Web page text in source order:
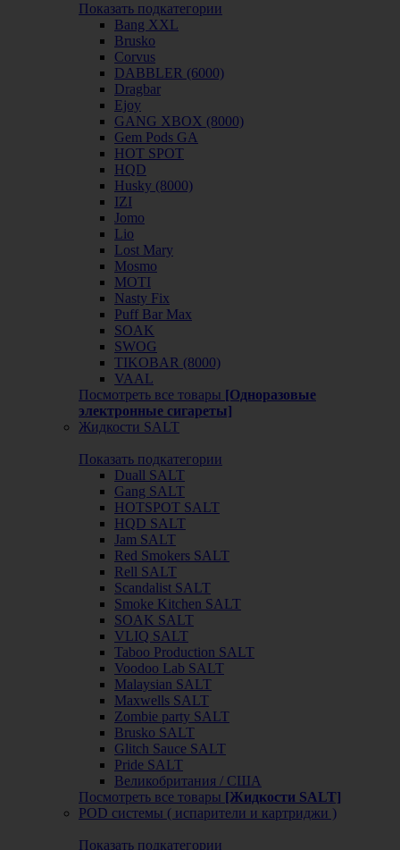
Показать подкатегории
Bang XXL
Brusko
Corvus
DABBLER (6000)
Dragbar
Ejoy
GANG XBOX (8000)
Gem Pods GA
HOT SPOT
HQD
Husky (8000)
IZI
Jomo
Lio
Lost Mary
Mosmo
MOTI
Nasty Fix
Puff Bar Max
SOAK
SWOG
TIKOBAR (8000)
VAAL
Посмотреть все товары [Одноразовые
электронные сигареты]
Жидкости SALT
Показать подкатегории
Duall SALT
Gang SALT
HOTSPOT SALT
HQD SALT
Jam SALT
Red Smokers SALT
Rell SALT
Scandalist SALT
Smoke Kitchen SALT
SOAK SALT
VLIQ SALT
Taboo Production SALT
Voodoo Lab SALT
Malaysian SALT
Maxwells SALT
Zombie party SALT
Brusko SALT
Glitch Sauce SALT
Pride SALT
Великобритания / США
Посмотреть все товары [Жидкости SALT]
POD системы ( испарители и картриджи )
Показать подкатегории